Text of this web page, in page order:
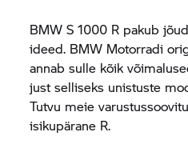
BMWS 1000 R pakub
ideed. BMW Motorradi
annab sulle kõik
just selliseks unistuste
Tutvu meie
isikupärane R.